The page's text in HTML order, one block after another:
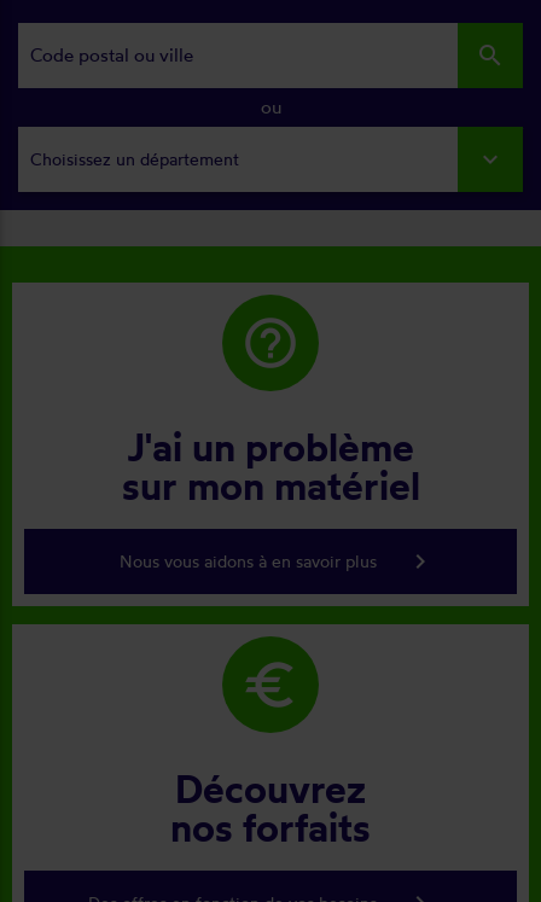
search
ou
Choisissez un département
help_outline
J'ai un problème
sur mon matériel
Nous vous aidons à en savoir plus keyboard_arrow_right
euro
Découvrez
nos forfaits